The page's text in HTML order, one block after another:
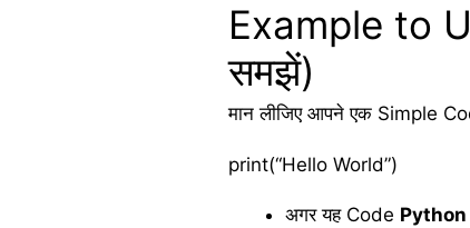
Example to
समझें)
मान लीजिए आपने एक Simple
print(“Hello World”)
अगर यह Code Python